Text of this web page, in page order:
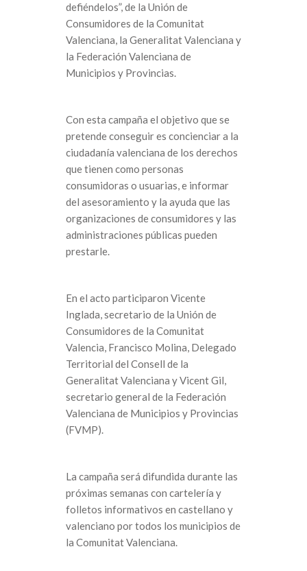
defiéndelos”, de la Unión de
Consumidores de la Comunitat
Valenciana, la Generalitat Valenciana y
la Federación Valenciana de
Municipios y Provincias.
Con esta campaña el objetivo que se
pretende conseguir es concienciar a la
ciudadanía valenciana de los derechos
que tienen como personas
consumidoras o usuarias, e informar
del asesoramiento y la ayuda que las
organizaciones de consumidores y las
administraciones públicas pueden
prestarle.
En el acto participaron Vicente
Inglada, secretario de la Unión de
Consumidores de la Comunitat
Valencia, Francisco Molina, Delegado
Territorial del Consell de la
Generalitat Valenciana y Vicent Gil,
secretario general de la Federación
Valenciana de Municipios y Provincias
(FVMP).
La campaña será difundida durante las
próximas semanas con cartelería y
folletos informativos en castellano y
valenciano por todos los municipios de
la Comunitat Valenciana.